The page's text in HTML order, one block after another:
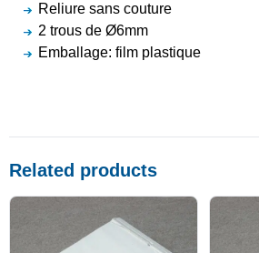
Reliure sans couture
2 trous de Ø6mm
Emballage: film plastique
Related products